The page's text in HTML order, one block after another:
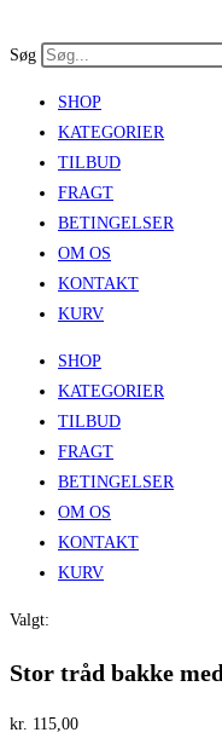
to
Søg
SHOP
KATEGORIER
TILBUD
FRAGT
BETINGELSER
OM OS
KONTAKT
KURV
SHOP
KATEGORIER
TILBUD
FRAGT
BETINGELSER
OM OS
KONTAKT
KURV
Valgt:
Stor tråd bakke
kr. 115,00